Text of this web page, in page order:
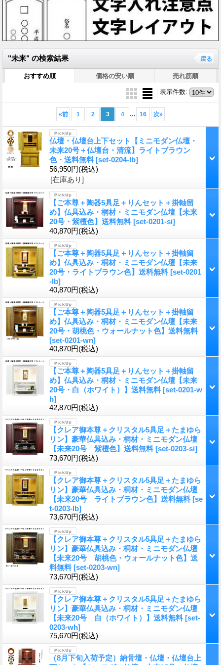
"未来" の検索結果 戻る
おすすめ順 価格の安い順 売れ筋順
表示件数:
«前 1 2 3 4 ... 16 次»
仏壇・仏壇台上下セット【ミニモダン仏壇・
未来20号＋仏壇台・清流】ライトブラウン
色・送料無料 [set-0204-lb]
56,950円(税込)
[在庫あり]
【ご本尊＋陶器5具足＋りんセット＋掛軸留
め】仏具込み・桐材・ミニモダン仏壇【未来
20号・紫檀色】送料無料 [set-0201-si]
40,870円(税込)
【ご本尊＋陶器5具足＋りんセット＋掛軸留
め】仏具込み・桐材・ミニモダン仏壇【未来
20号・ライトブラウン色】送料無料 [set-0201
-lb]
40,870円(税込)
【ご本尊＋陶器5具足＋りんセット＋掛軸留
め】仏具込み・桐材・ミニモダン仏壇【未来
20号・胡桃色・ウォールナット色】送料無料
[set-0201-wn]
40,870円(税込)
【ご本尊＋陶器5具足＋りんセット＋掛軸留
め】仏具込み・桐材・ミニモダン仏壇【未来
20号・白（ホワイト）】送料無料 [set-0201-w
h]
42,870円(税込)
【クレア御本尊＋クリスタル5具足＋たまゆら
リン】豪華仏具込み・桐材・ミニモダン仏壇
【未来20号 紫檀色】送料無料 [set-0203-si]
73,670円(税込)
【クレア御本尊＋クリスタル5具足＋たまゆら
リン】豪華仏具込み・桐材・ミニモダン仏壇
【未来20号 ライトブラウン色】送料無料 [se
t-0203-lb]
73,670円(税込)
【クレア御本尊＋クリスタル5具足＋たまゆら
リン】豪華仏具込み・桐材・ミニモダン仏壇
【未来20号 胡桃色・ウォールナット色】送
料無料 [set-0203-wn]
73,670円(税込)
【クレア御本尊＋クリスタル5具足＋たまゆら
リン】豪華仏具込み・桐材・ミニモダン仏壇
【未来20号 白（ホワイト）】送料無料 [set-
0203-wh]
75,670円(税込)
（8月下旬入荷予定）納骨壇・仏壇・仏壇台上